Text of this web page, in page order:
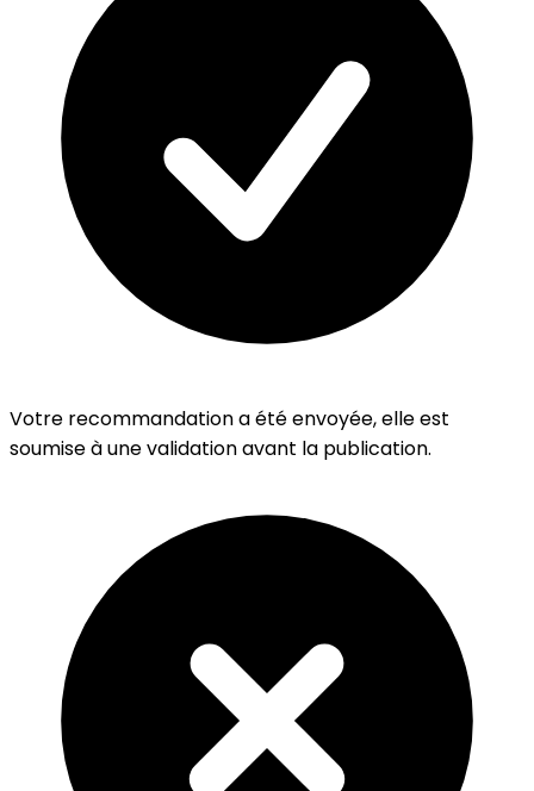
Votre recommandation a été envoyée, elle est
soumise à une validation avant la publication.